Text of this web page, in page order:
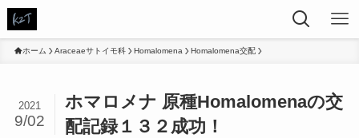
ホーム Araceaeサトイモ科 Homalomena Homalomena交配
ホマロメナ 原種Homalomenaの交
配記録１３２成功！
2021
9/02